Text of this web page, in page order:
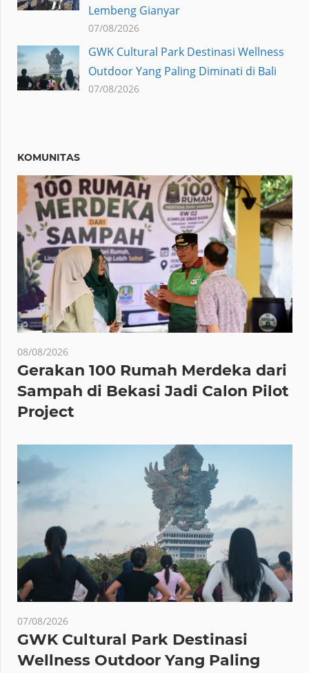
Lembeng Gianyar
07/08/2026
GWK Cultural Park Destinasi Wellness
Outdoor Yang Paling Diminati di Bali
07/08/2026
KOMUNITAS
08/08/2026
Gerakan 100 Rumah Merdeka dari
Sampah di Bekasi Jadi Calon Pilot
Project
07/08/2026
GWK Cultural Park Destinasi
Wellness Outdoor Yang Paling